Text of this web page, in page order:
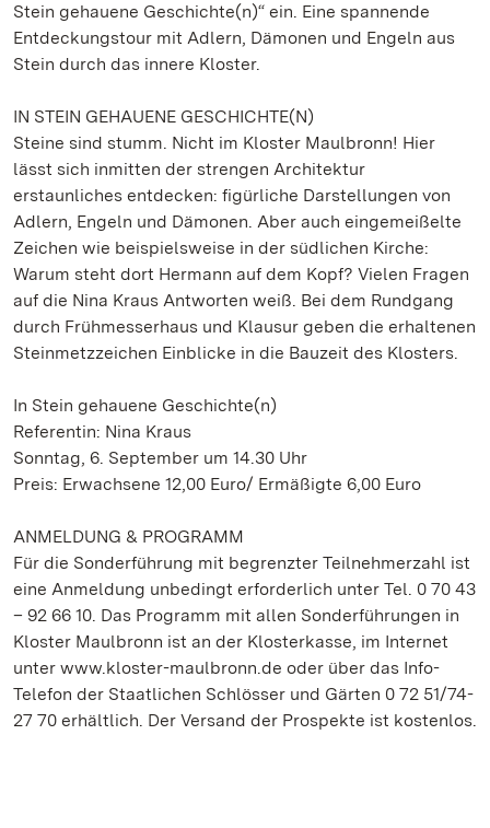
Stein gehauene Geschichte(n)“ ein. Eine spannende
Entdeckungstour mit Adlern, Dämonen und Engeln aus
Stein durch das innere Kloster.
IN STEIN GEHAUENE GESCHICHTE(N)
Steine sind stumm. Nicht im Kloster Maulbronn! Hier
lässt sich inmitten der strengen Architektur
erstaunliches entdecken: figürliche Darstellungen von
Adlern, Engeln und Dämonen. Aber auch eingemeißelte
Zeichen wie beispielsweise in der südlichen Kirche:
Warum steht dort Hermann auf dem Kopf? Vielen Fragen
auf die Nina Kraus Antworten weiß. Bei dem Rundgang
durch Frühmesserhaus und Klausur geben die erhaltenen
Steinmetzzeichen Einblicke in die Bauzeit des Klosters.
In Stein gehauene Geschichte(n)
Referentin: Nina Kraus
Sonntag, 6. September um 14.30 Uhr
Preis: Erwachsene 12,00 Euro/ Ermäßigte 6,00 Euro
ANMELDUNG & PROGRAMM
Für die Sonderführung mit begrenzter Teilnehmerzahl ist
eine Anmeldung unbedingt erforderlich unter Tel. 0 70 43
– 92 66 10. Das Programm mit allen Sonderführungen in
Kloster Maulbronn ist an der Klosterkasse, im Internet
unter www.kloster-maulbronn.de oder über das Info-
Telefon der Staatlichen Schlösser und Gärten 0 72 51/74-
27 70 erhältlich. Der Versand der Prospekte ist kostenlos.